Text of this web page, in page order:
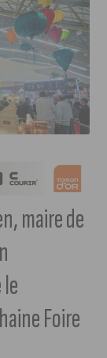
maire de
Foire